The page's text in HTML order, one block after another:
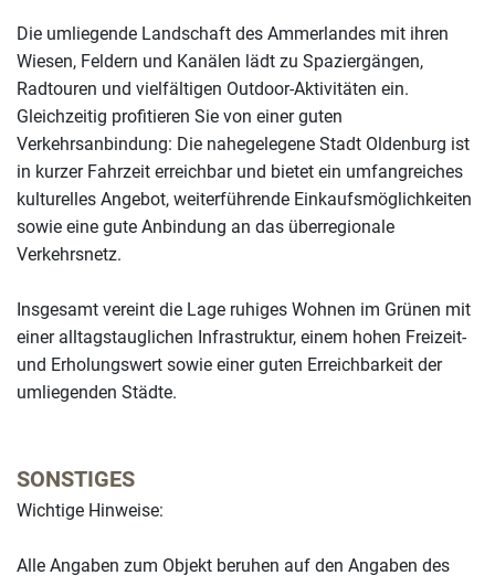
Die umliegende Landschaft des Ammerlandes mit ihren
Wiesen, Feldern und Kanälen lädt zu Spaziergängen,
Radtouren und vielfältigen Outdoor-Aktivitäten ein.
Gleichzeitig profitieren Sie von einer guten
Verkehrsanbindung: Die nahegelegene Stadt Oldenburg ist
in kurzer Fahrzeit erreichbar und bietet ein umfangreiches
kulturelles Angebot, weiterführende Einkaufsmöglichkeiten
sowie eine gute Anbindung an das überregionale
Verkehrsnetz.
Insgesamt vereint die Lage ruhiges Wohnen im Grünen mit
einer alltagstauglichen Infrastruktur, einem hohen Freizeit-
und Erholungswert sowie einer guten Erreichbarkeit der
umliegenden Städte.
−
SONSTIGES
Wichtige Hinweise:
Alle Angaben zum Objekt beruhen auf den Angaben des